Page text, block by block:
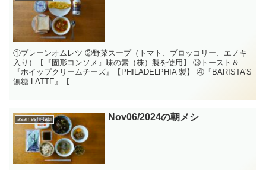
①プレーンオムレツ ②野菜スープ（トマト、ブロッコリー、エノキ
入り）【『固形コンソメ』味の素（株）製を使用】 ③トースト＆
『ホイップクリームチーズ』【PHILADELPHIA 製】 ④『BARISTA'S
無糖 LATTE』【...
asameshi-tabi Nov06/2024の朝メシ